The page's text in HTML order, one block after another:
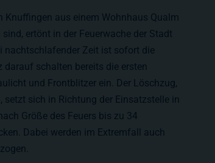
Knuffingen aus einem Wohnhaus Qualm
ertönt in der Feuerwache der Stadt
nachtschlafender Zeit ist sofort die
darauf schalten bereits die ersten
und Frontblitzer ein. Der Löschzug,
setzt sich in Richtung der Einsatzstelle in
Größe des Feuers bis zu 34
Dabei werden im Extremfall auch